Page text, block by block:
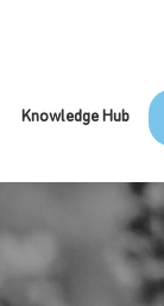
Knowledge Hub